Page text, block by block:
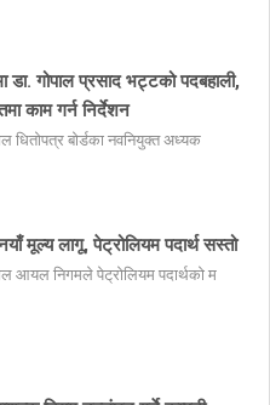
डा. गोपाल प्रसाद भट्टको पदबहाली,
काम गर्न निर्देशन
धितोपत्र बोर्डका नवनियुक्त अध्यक
मूल्य लागू, पेट्रोलियम पदार्थ सस्तो
आयल निगमले पेट्रोलियम पदार्थको म